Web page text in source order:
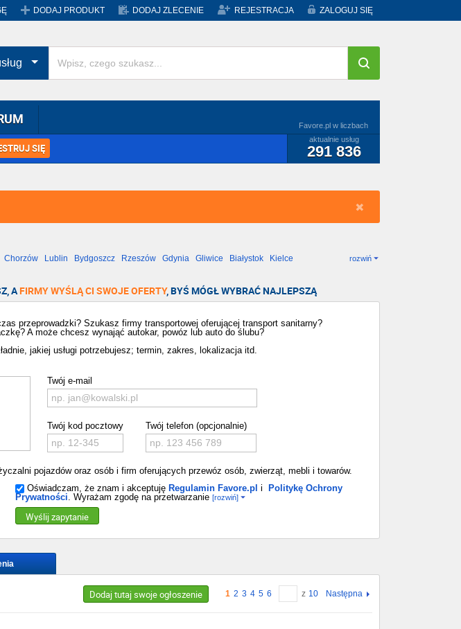
DODAJ PRODUKT DODAJ ZLECENIE REJESTRACJA ZALOGUJ SIĘ
SIĘ
Favore.pl w liczbach
aktualnie usług
291 836
Chorzów Lublin Bydgoszcz Rzeszów Gdynia Gliwice Białystok
Kielce
rozwiń
AFIRMY WYŚLĄ CI SWOJE OFERTY, BYŚ MÓGŁ WYBRAĆ NAJLEPSZĄ
przeprowadzki? Szukasz firmy transportowej oferującej transport sanitarny?
A może chcesz wynająć autokar, powóz lub auto do ślubu?
jakiej usługi potrzebujesz; termin, zakres, lokalizacja itd.
Twój e-mail
Twój kod pocztowy Twój telefon (opcjonalnie)
pojazdów oraz osób i firm oferujących przewóz osób, zwierząt, mebli i towarów.
Oświadczam, że znam i akceptuję Regulamin Favore.pl i
Politykę Ochrony
Prywatności. Wyrażam zgodę na przetwarzanie [rozwiń]
Wyślij zapytanie
Dodaj tutaj swoje ogłoszenie 1 2 3 4 5 6 z 10 Następna